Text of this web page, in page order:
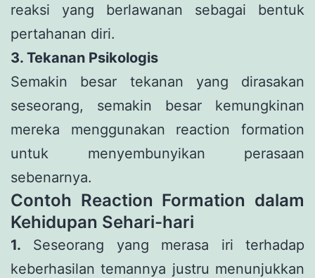
reaksi yang berlawanan sebagai bentuk
pertahanan diri.
3. Tekanan Psikologis
Semakin besar tekanan yang dirasakan
seseorang, semakin besar kemungkinan
mereka menggunakan reaction formation
untuk menyembunyikan perasaan
sebenarnya.
Contoh Reaction Formation dalam
Kehidupan Sehari-hari
1. Seseorang yang merasa iri terhadap
keberhasilan temannya justru menunjukkan